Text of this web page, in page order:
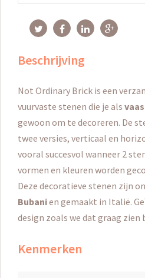
Beschrijving
Not Ordinary Brick is een
vuurvaste stenen die je als vaas
gewoon om te decoreren. De
twee versies, verticaal en
vooral succesvol wanneer 2
vormen en kleuren worden
Deze decoratieve stenen zijn
Bubanien gemaakt in Italië.
design zoals we dat graag zien
Kenmerken